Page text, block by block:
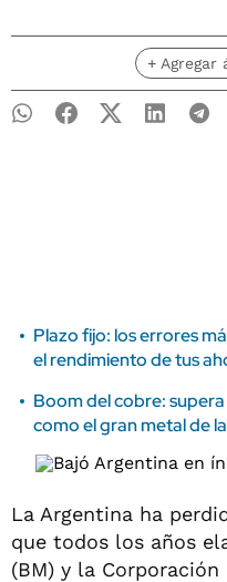
+ Agregar
Plazo fijo: los errores
el rendimiento de tus
Boom del cobre:
como el gran metal de
La Argentina ha
que todos los años
(BM) y la